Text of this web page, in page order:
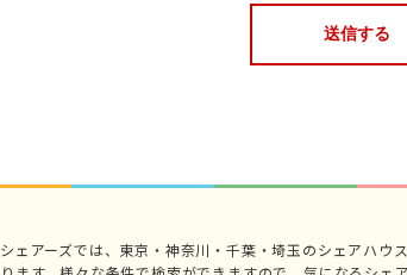
シェアーズでは、東京・神奈川・千葉・埼玉のシェアハ